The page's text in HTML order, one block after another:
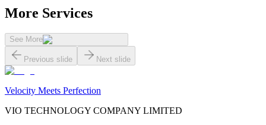
More Services
See More
Previous slide Next slide
Velocity Meets Perfection
VIO TECHNOLOGY COMPANY LIMITED